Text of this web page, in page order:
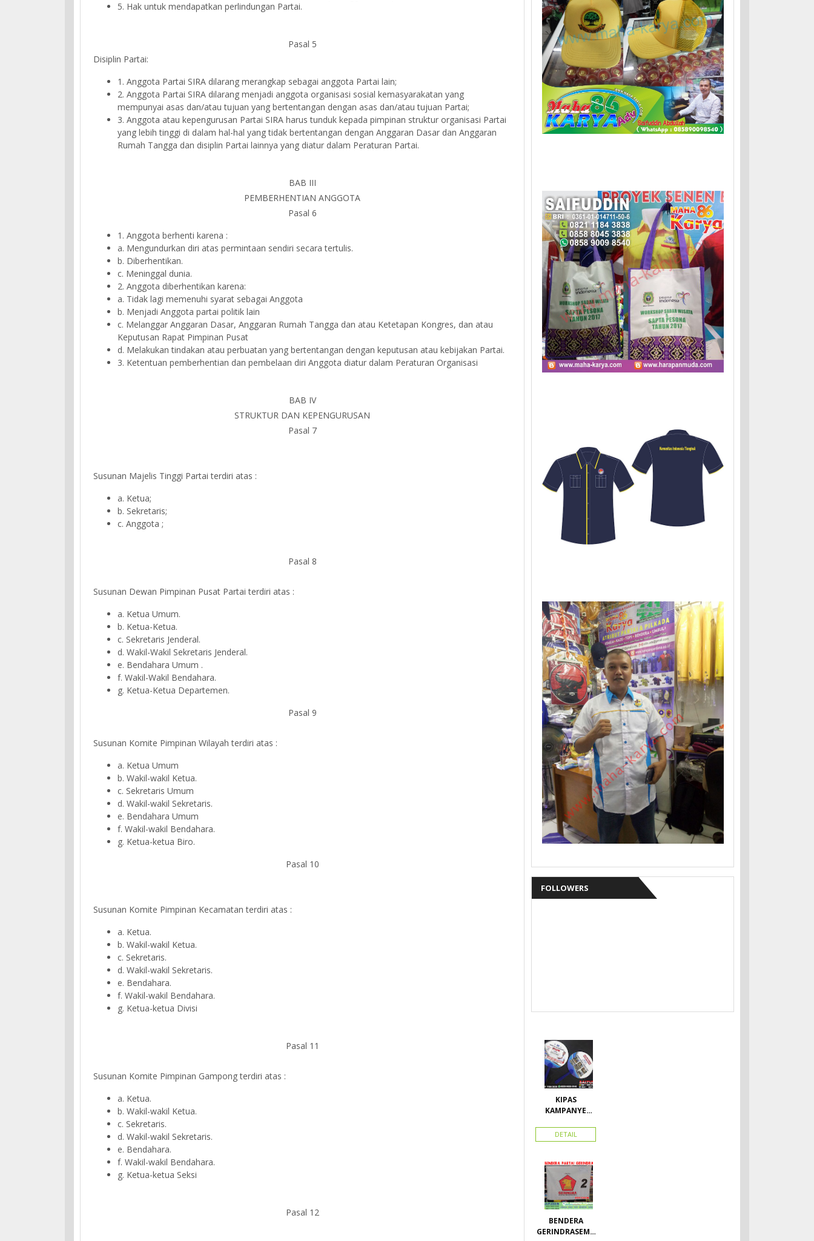
5. Hak untuk mendapatkan perlindungan Partai.
Pasal 5
Disiplin Partai:
1. Anggota Partai SIRA dilarang merangkap sebagai anggota Partai lain;
2. Anggota Partai SIRA dilarang menjadi anggota organisasi sosial kemasyarakatan yang
mempunyai asas dan/atau tujuan yang bertentangan dengan asas dan/atau tujuan Partai;
3. Anggota atau kepengurusan Partai SIRA harus tunduk kepada pimpinan struktur organisasi Partai
yang lebih tinggi di dalam hal-hal yang tidak bertentangan dengan Anggaran Dasar dan Anggaran
Rumah Tangga dan disiplin Partai lainnya yang diatur dalam Peraturan Partai.
BAB III
PEMBERHENTIAN ANGGOTA
Pasal 6
1. Anggota berhenti karena :
a. Mengundurkan diri atas permintaan sendiri secara tertulis.
b. Diberhentikan.
c. Meninggal dunia.
2. Anggota diberhentikan karena:
a. Tidak lagi memenuhi syarat sebagai Anggota
b. Menjadi Anggota partai politik lain
c. Melanggar Anggaran Dasar, Anggaran Rumah Tangga dan atau Ketetapan Kongres, dan atau
Keputusan Rapat Pimpinan Pusat
d. Melakukan tindakan atau perbuatan yang bertentangan dengan keputusan atau kebijakan Partai.
3. Ketentuan pemberhentian dan pembelaan diri Anggota diatur dalam Peraturan Organisasi
BAB IV
STRUKTUR DAN KEPENGURUSAN
Pasal 7
Susunan Majelis Tinggi Partai terdiri atas :
a. Ketua;
b. Sekretaris;
c. Anggota ;
Pasal 8
Susunan Dewan Pimpinan Pusat Partai terdiri atas :
a. Ketua Umum.
b. Ketua-Ketua.
c. Sekretaris Jenderal.
d. Wakil-Wakil Sekretaris Jenderal.
e. Bendahara Umum .
f. Wakil-Wakil Bendahara.
g. Ketua-Ketua Departemen.
Pasal 9
Susunan Komite Pimpinan Wilayah terdiri atas :
a. Ketua Umum
b. Wakil-wakil Ketua.
c. Sekretaris Umum
d. Wakil-wakil Sekretaris.
e. Bendahara Umum
f. Wakil-wakil Bendahara.
g. Ketua-ketua Biro.
Pasal 10
Susunan Komite Pimpinan Kecamatan terdiri atas :
a. Ketua.
b. Wakil-wakil Ketua.
c. Sekretaris.
d. Wakil-wakil Sekretaris.
e. Bendahara.
f. Wakil-wakil Bendahara.
g. Ketua-ketua Divisi
Pasal 11
Susunan Komite Pimpinan Gampong terdiri atas :
a. Ketua.
b. Wakil-wakil Ketua.
c. Sekretaris.
d. Wakil-wakil Sekretaris.
e. Bendahara.
f. Wakil-wakil Bendahara.
g. Ketua-ketua Seksi
Pasal 12
FOLLOWERS
KIPAS
KAMPANYE
DETAIL
BENDERA
GERINDRASEMU